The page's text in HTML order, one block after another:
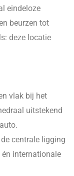
eindeloze
beurzen tot
deze locatie
vlak bij het
uitstekend
centrale ligging
internationale